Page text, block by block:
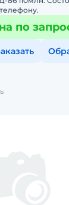
по